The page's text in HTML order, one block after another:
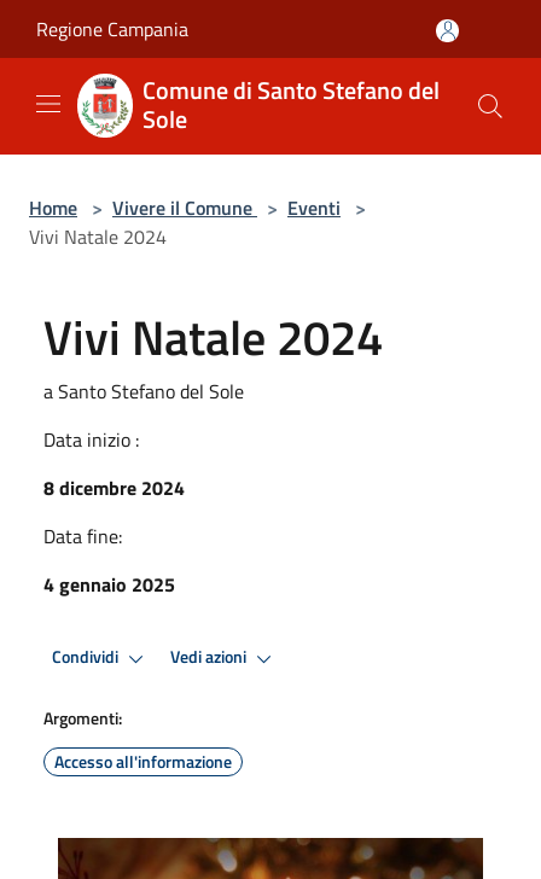
Regione Campania
Comune di Santo Stefano del
Sole
Home > Vivere il Comune > Eventi >
Vivi Natale 2024
Vivi Natale 2024
a Santo Stefano del Sole
Data inizio :
8 dicembre 2024
Data fine:
4 gennaio 2025
Condividi Vedi azioni
Argomenti:
Accesso all'informazione